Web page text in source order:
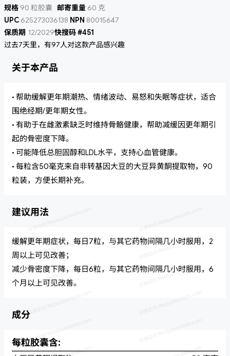
规格 90 粒胶囊 邮寄重量 60 克
UPC 625273036138 NPN 80015647
保质期 12/2029快搜码 #451
过去7天里，有97人对这款产品感兴趣
关于本产品
• 帮助缓解更年期潮热、情绪波动、易怒和失眠等症状，适合
围绝经期/更年期女性。
• 有助于在雌激素缺乏时维持骨骼健康，帮助减缓因更年期引
起的骨密度下降。
• 可能降低总胆固醇和LDL水平，支持心血管健康。
• 每粒含50毫克来自非转基因大豆的大豆异黄酮提取物，90
粒装，方便长期补充。
建议用法
缓解更年期症状，每日7粒，与其它药物间隔几小时服用，2
周以上可见改善；
减少骨密度下降，每日6粒，与其它药物间隔几小时服用，6
个月以上可见改善。
成分
每粒胶囊含: